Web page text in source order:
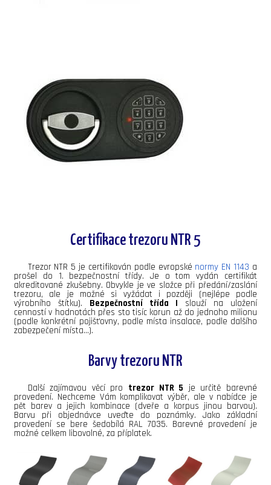
Certifikace trezoru NTR 5
Trezor NTR 5 je certifikován podle evropské normy EN 1143 a
prošel do 1. bezpečnostní třídy. Je o tom vydán certifikát
akreditované zkušebny. Obvykle je ve složce při předání/zaslání
trezoru, ale je možné si vyžádat i později (nejlépe podle
výrobního štítku). Bezpečnostní třída I slouží na uložení
cenností v hodnotách přes sto tisíc korun až do jednoho milionu
(podle konkrétní pojišťovny, podle místa insalace, podle dalšího
zabezpečení místa...).
Barvy trezoru NTR
Další zajímavou věcí pro trezor NTR 5 je určitě barevné
provedení. Nechceme Vám komplikovat výběr, ale v nabídce je
pět barev a jejich kombinace (dveře a korpus jinou barvou).
Barvu při objednávce uveďte do poznámky. Jako základní
provedení se bere šedobílá RAL 7035. Barevné provedení je
možné celkem libovolné, za příplatek.